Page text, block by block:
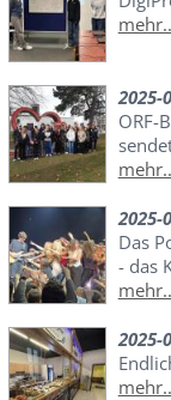
2025-
ORF-
2025-
Das
- das
2025-